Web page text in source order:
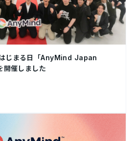
じまる日「AnyMind Japan
催しました